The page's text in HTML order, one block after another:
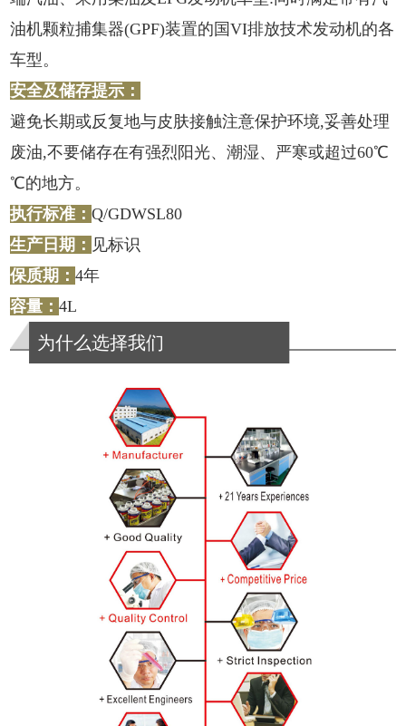
油机颗粒捕集器(GPF)装置的国VI排放技术发动机的各
车型。
安全及储存提示：
避免长期或反复地与皮肤接触注意保护环境,妥善处理
废油,不要储存在有强烈阳光、潮湿、严寒或超过60℃
℃的地方。
执行标准：Q/GDWSL80
生产日期： 见标识
保质期：4年
容量：4L
为什么选择我们